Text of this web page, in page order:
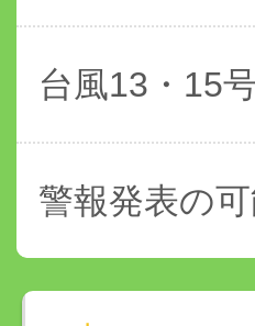
台風13・15
警報発表の